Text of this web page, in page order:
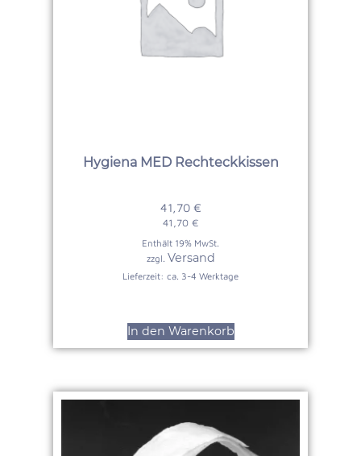
Hygiena MED Rechteckkissen
41,70 €
41,70 €
Enthält 19% MwSt.
zzgl. Versand
Lieferzeit: ca. 3-4 Werktage
In den Warenkorb